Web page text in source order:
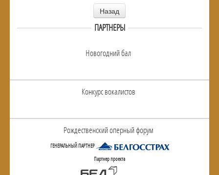
Назад
ПАРТНЕРЫ
Новогодний бал
Конкурс вокалистов
Рождественский оперный форум
ГЕНЕРАЛЬНЫЙ ПАРТНЕР
Партнер проекта